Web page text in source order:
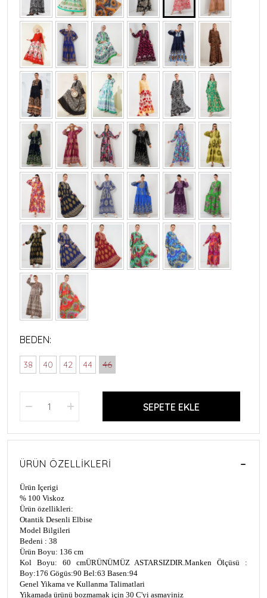
BEDEN:
38 40 42 44 46
SEPETE EKLE
ÜRÜN ÖZELLIKLERI
Ürün Içerigi
% 100 Viskoz
Ürün özellikleri:
Otantik Desenli Elbise
Model Bilgileri
Bedeni : 38
Ürün Boyu: 136 cm
Kol Boyu: 60 cmÜRÜNÜMÜZ ASTARSIZDIR.Manken Ölçüsü :
Boy:176 Gögüs:90 Bel:63 Basen:94
Genel Yikama ve Kullanma Talimatlari
Yikamada ürünü bozmamak için 30 C'yi asmayiniz